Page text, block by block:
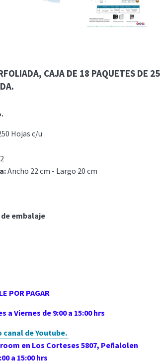
CAJA DE 18 PAQUETES DE
Hojas c/u
Ancho 22 cm - Largo 20 cm
embalaje
POR PAGAR
a Viernes de 9:00 a 15:00 hrs
canal de Youtube.
en Los Corteses 5807, Peñalolen
a 15:00 hrs